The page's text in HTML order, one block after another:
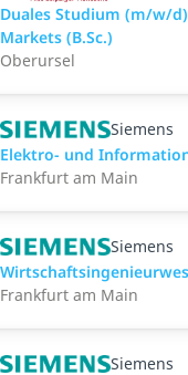
Duales Studium (m/w/
Markets (B.Sc.)
Oberursel
Siemens
Elektro- und
Frankfurt am Main
Siemens
Frankfurt am Main
Siemens